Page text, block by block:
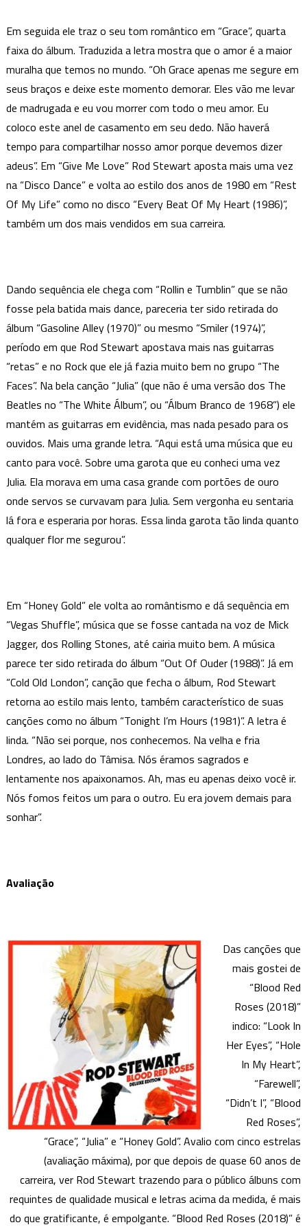
Em seguida ele traz o seu tom romântico em “Grace”, quarta
faixa do álbum. Traduzida a letra mostra que o amor é a maior
muralha que temos no mundo. “Oh Grace apenas me segure em
seus braços e deixe este momento demorar. Eles vão me levar
de madrugada e eu vou morrer com todo o meu amor. Eu
coloco este anel de casamento em seu dedo. Não haverá
tempo para compartilhar nosso amor porque devemos dizer
adeus”. Em “Give Me Love” Rod Stewart aposta mais uma vez
na “Disco Dance” e volta ao estilo dos anos de 1980 em “Rest
Of My Life” como no disco “Every Beat Of My Heart (1986)”,
também um dos mais vendidos em sua carreira.
Dando sequência ele chega com “Rollin e Tumblin” que se não
fosse pela batida mais dance, pareceria ter sido retirada do
álbum “Gasoline Alley (1970)” ou mesmo “Smiler (1974)”,
período em que Rod Stewart apostava mais nas guitarras
“retas” e no Rock que ele já fazia muito bem no grupo “The
Faces”. Na bela canção “Julia” (que não é uma versão dos The
Beatles no “The White Álbum”, ou “Álbum Branco de 1968”) ele
mantém as guitarras em evidência, mas nada pesado para os
ouvidos. Mais uma grande letra. “Aqui está uma música que eu
canto para você. Sobre uma garota que eu conheci uma vez
Julia. Ela morava em uma casa grande com portões de ouro
onde servos se curvavam para Julia. Sem vergonha eu sentaria
lá fora e esperaria por horas. Essa linda garota tão linda quanto
qualquer flor me segurou”.
Em “Honey Gold” ele volta ao romântismo e dá sequência em
“Vegas Shuffle”, música que se fosse cantada na voz de Mick
Jagger, dos Rolling Stones, até cairia muito bem. A música
parece ter sido retirada do álbum “Out Of Ouder (1988)”. Já em
“Cold Old London”, canção que fecha o álbum, Rod Stewart
retorna ao estilo mais lento, também característico de suas
canções como no álbum “Tonight I’m Hours (1981)”. A letra é
linda. “Não sei porque, nos conhecemos. Na velha e fria
Londres, ao lado do Tâmisa. Nós éramos sagrados e
lentamente nos apaixonamos. Ah, mas eu apenas deixo você ir.
Nós fomos feitos um para o outro. Eu era jovem demais para
sonhar”.
Avaliação
Das canções que
mais gostei de
“Blood Red
Roses (2018)”
indico: “Look In
Her Eyes”, “Hole
In My Heart”,
“Farewell”,
“Didn’t I”, “Blood
Red Roses”,
“Grace”, “Julia” e “Honey Gold”. Avalio com cinco estrelas
(avaliação máxima), por que depois de quase 60 anos de
carreira, ver Rod Stewart trazendo para o público álbuns com
requintes de qualidade musical e letras acima da medida, é mais
do que gratificante, é empolgante. “Blood Red Roses (2018)” é